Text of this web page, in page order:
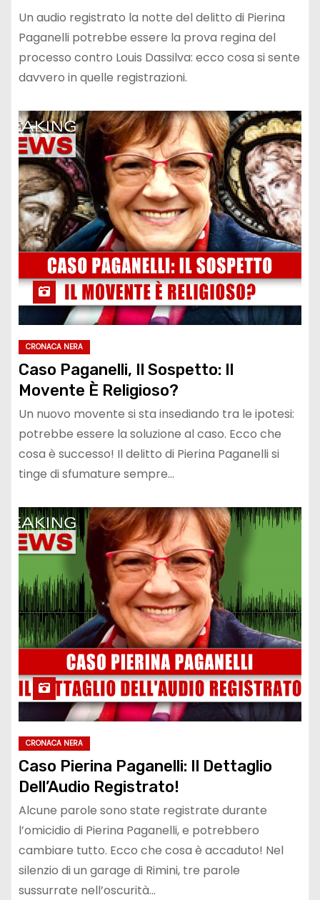
Un audio registrato la notte del delitto di Pierina
Paganelli potrebbe essere la prova regina del
processo contro Louis Dassilva: ecco cosa si sente
davvero in quelle registrazioni.
CRONACA NERA
Caso Paganelli, Il Sospetto: Il
Movente È Religioso?
Un nuovo movente si sta insediando tra le ipotesi:
potrebbe essere la soluzione al caso. Ecco che
cosa è successo! Il delitto di Pierina Paganelli si
tinge di sfumature sempre…
CRONACA NERA
Caso Pierina Paganelli: Il Dettaglio
Dell’Audio Registrato!
Alcune parole sono state registrate durante
l’omicidio di Pierina Paganelli, e potrebbero
cambiare tutto. Ecco che cosa è accaduto! Nel
silenzio di un garage di Rimini, tre parole
sussurrate nell’oscurità…